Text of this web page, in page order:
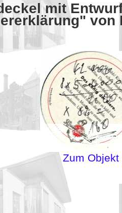
mit
von
Zum Objekt